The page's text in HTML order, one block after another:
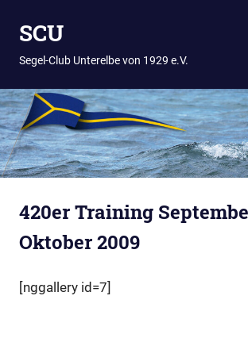
InhaltSCU
Segel-Club Unterelbe von 1929 e.V.
420er Training
Oktober 2009
[nggallery id=7]